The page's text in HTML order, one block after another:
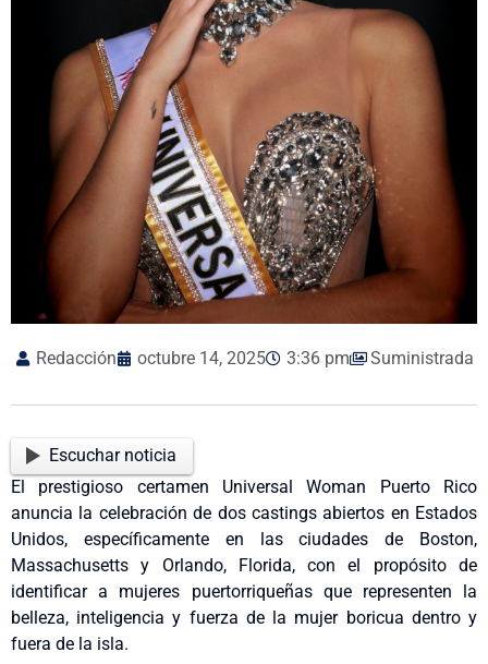
Redacción octubre 14, 2025 3:36 pm Suministrada
Escuchar noticia
El prestigioso certamen Universal Woman Puerto Rico
anuncia la celebración de dos castings abiertos en Estados
Unidos, específicamente en las ciudades de Boston,
Massachusetts y Orlando, Florida, con el propósito de
identificar a mujeres puertorriqueñas que representen la
belleza, inteligencia y fuerza de la mujer boricua dentro y
fuera de la isla.